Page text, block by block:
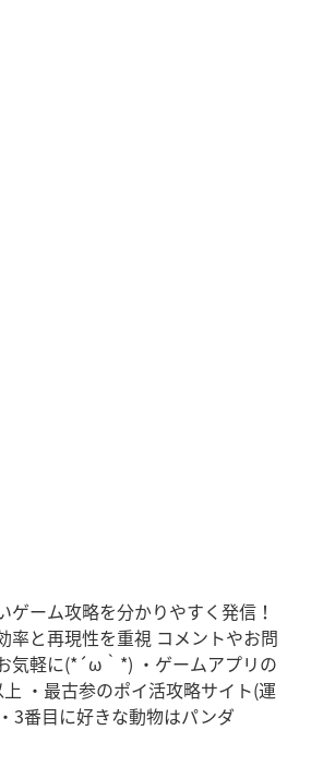
ゲーム攻略を分かりやすく発信！
率と再現性を重視 コメントやお問
気軽に(*´ω｀*) ・ゲームアプリの
・最古参のポイ活攻略サイト(運
3番目に好きな動物はパンダ